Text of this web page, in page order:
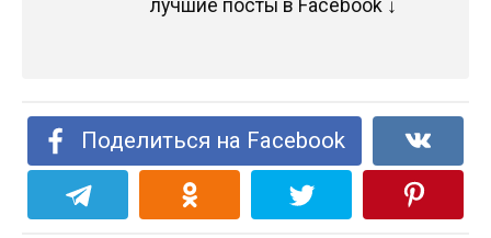
лучшие посты в Facebook ↓
Поделиться на Facebook